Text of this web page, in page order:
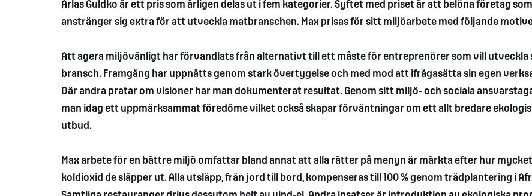
Arlas Guldko är ett pris som årligen delas ut i fem kategorier. Syftet med priset är att belöna företag som
anstränger sig extra för att utveckla matbranschen. Max prisas för sitt miljöarbete med följande
Att agera miljövänligt har förvandlats från alternativt till ett måste för entreprenörer som vill utveckla
bransch. Framgång har uppnåtts genom stark övertygelse och med mod att ifrågasätta sin egen
Där andra pratar om visioner har man dokumenterat resultat. Genom sitt miljö- och sociala
man idag ett uppmärksammat föredöme vilket också skapar förväntningar om ett allt bredare
utbud.
Max arbete för en bättre miljö omfattar bland annat att alla rätter på menyn är märkta efter hur mycket
koldioxid de släpper ut. Alla utsläpp, från jord till bord, kompenseras till 100 % genom trädplantering i